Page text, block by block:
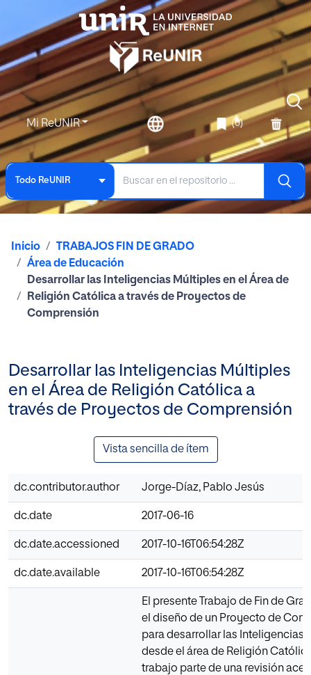
Mi ReUNIR (0)
Todo ReUNIR
Inicio
TRABAJOS FIN DE GRADO
Área de Educación
Desarrollar las Inteligencias Múltiples en el Área de
Religión Católica a través de Proyectos de
Comprensión
Desarrollar las Inteligencias Múltiples
en el Área de Religión Católica a
través de Proyectos de Comprensión
Vista sencilla de ítem
dc.contributor.author Jorge-Díaz, Pablo Jesús
dc.date 2017-06-16
dc.date.accessioned 2017-10-16T06:54:28Z
dc.date.available 2017-10-16T06:54:28Z
El presente Trabajo de Fin de
el diseño de un Proyecto de
para desarrollar las Inteligencias
desde el área de Religión
trabajo parte de una revisión